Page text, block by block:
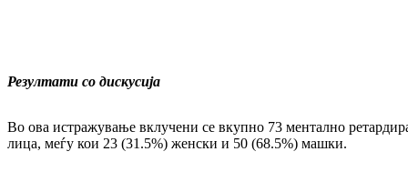
Резултати со дискусија
Во ова истражување вклучени се вкупно 73 ментално
лица, меѓу кои 23 (31.5%) женски и 50 (68.5%) машки.